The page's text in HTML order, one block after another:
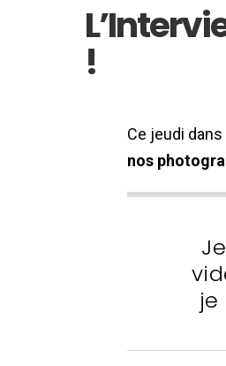
!
Ce jeudi
nos
je